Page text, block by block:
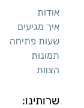
אודות
איך מגיעים
שעות פתיחה
תמונות
הצוות
שרותינו: